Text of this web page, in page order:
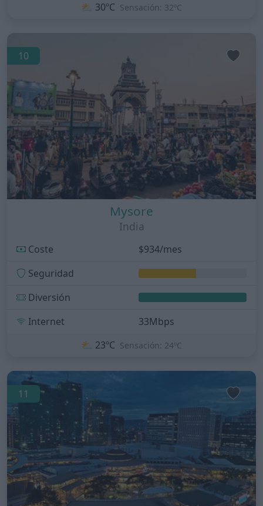
⛅ 30ºC Sensación: 32ºC
10
Mysore
India
Coste
$934/mes
Seguridad
Diversión
Internet
33Mbps
⛅ 23ºC Sensación: 24ºC
11